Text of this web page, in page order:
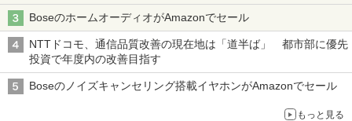
BoseのホームオーディオがAmazonでセール
NTTドコモ、通信品質改善の現在地は「道半ば」 都市部に優先
投資で年度内の改善目指す
Boseのノイズキャンセリング搭載イヤホンがAmazonでセール
もっと見る